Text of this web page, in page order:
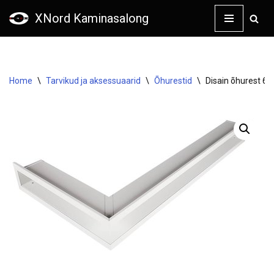
XNord Kaminasalong
Home \ Tarvikud ja aksessuaarid \ Õhurestid \ Disain õhurest